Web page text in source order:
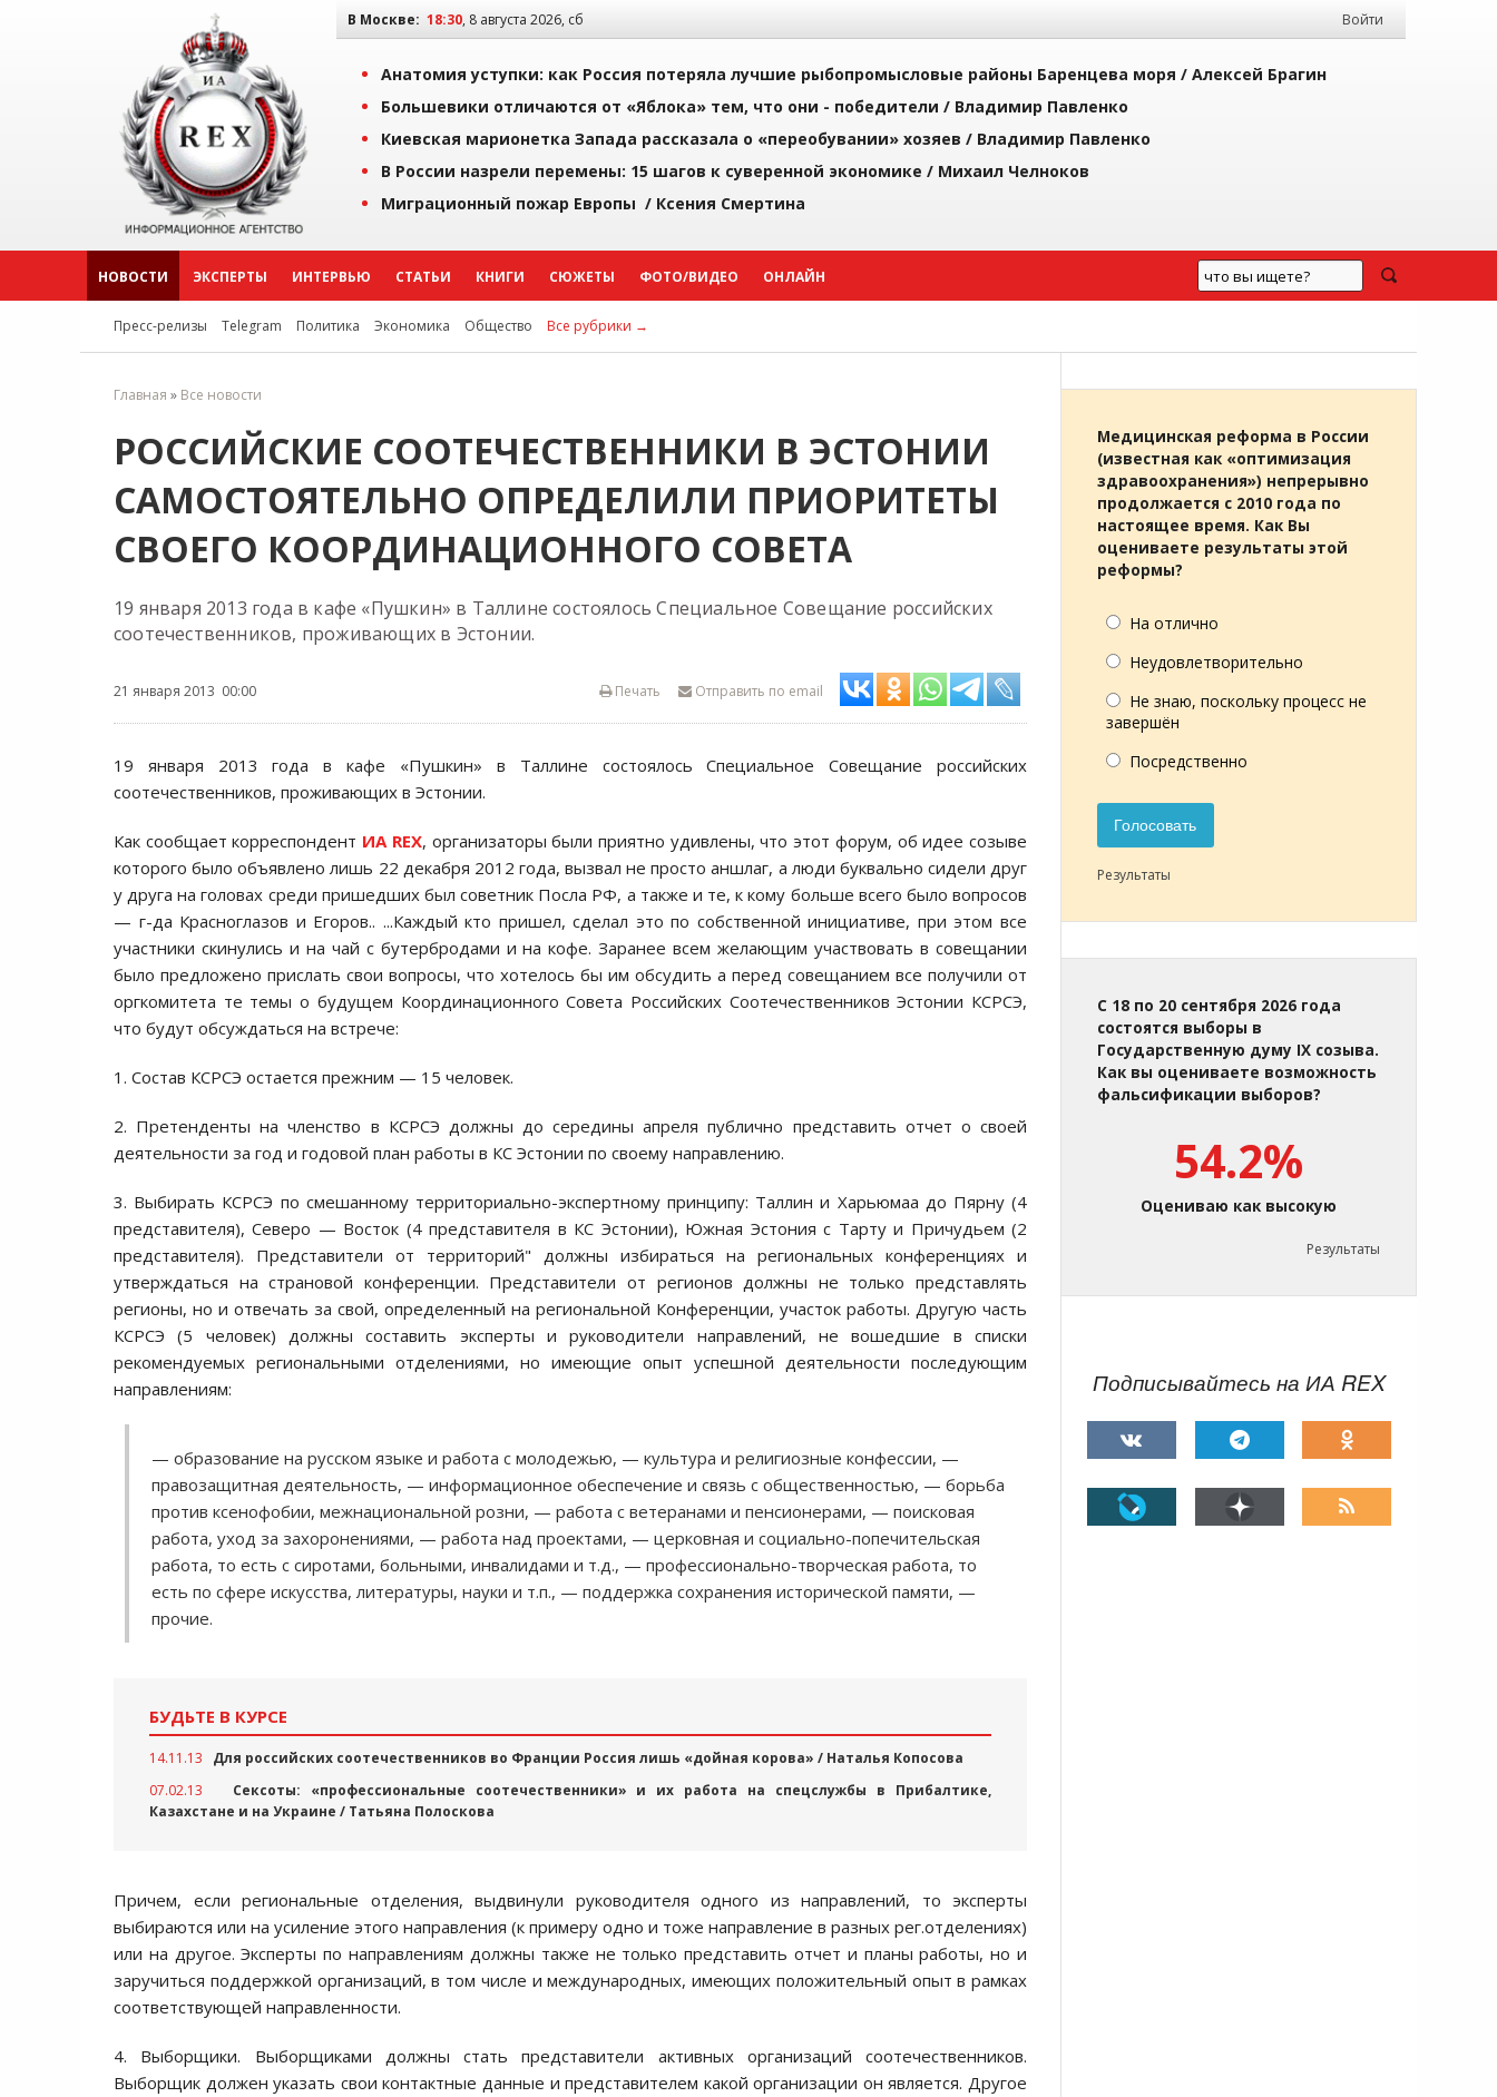
В Москве: 18:30, 8 августа 2026, сб Войти
Анатомия уступки: как Россия потеряла лучшие рыбопромысловые районы Баренцева моря / Алексей Брагин
Большевики отличаются от «Яблока» тем, что они - победители / Владимир Павленко
Киевская марионетка Запада рассказала о «переобувании» хозяев / Владимир Павленко
В России назрели перемены: 15 шагов к суверенной экономике / Михаил Челноков
Миграционный пожар Европы / Ксения Смертина
НОВОСТИ ЭКСПЕРТЫ ИНТЕРВЬЮ СТАТЬИ КНИГИ СЮЖЕТЫ ФОТО/ВИДЕО ОНЛАЙН
Пресс-релизы Telegram Политика Экономика Общество Все рубрики →
Главная » Все новости
РОССИЙСКИЕ СООТЕЧЕСТВЕННИКИ В ЭСТОНИИ
САМОСТОЯТЕЛЬНО ОПРЕДЕЛИЛИ ПРИОРИТЕТЫ
СВОЕГО КООРДИНАЦИОННОГО СОВЕТА
19 января 2013 года в кафе «Пушкин» в Таллине состоялось Специальное Совещание российских
соотечественников, проживающих в Эстонии.
21 января 2013 00:00 Отправить по email
Печать
19 января 2013 года в кафе «Пушкин» в Таллине состоялось Специальное Совещание российских
соотечественников, проживающих в Эстонии.
Как сообщает корреспондент ИА REX, организаторы были приятно удивлены, что этот форум, об идее созыве
которого было объявлено лишь 22 декабря 2012 года, вызвал не просто аншлаг, а люди буквально сидели друг
у друга на головах среди пришедших был советник Посла РФ, а также и те, к кому больше всего было вопросов
— г-да Красноглазов и Егоров.. ...Каждый кто пришел, сделал это по собственной инициативе, при этом все
участники скинулись и на чай с бутербродами и на кофе. Заранее всем желающим участвовать в совещании
было предложено прислать свои вопросы, что хотелось бы им обсудить а перед совещанием все получили от
оргкомитета те темы о будущем Координационного Совета Российских Соотечественников Эстонии КСРСЭ,
что будут обсуждаться на встрече:
1. Состав КСРСЭ остается прежним — 15 человек.
2. Претенденты на членство в КСРСЭ должны до середины апреля публично представить отчет о своей
деятельности за год и годовой план работы в КС Эстонии по своему направлению.
3. Выбирать КСРСЭ по смешанному территориально-экспертному принципу: Таллин и Харьюмаа до Пярну (4
представителя), Северо — Восток (4 представителя в КС Эстонии), Южная Эстония с Тарту и Причудьем (2
представителя). Представители от территорий" должны избираться на региональных конференциях и
утверждаться на страновой конференции. Представители от регионов должны не только представлять
регионы, но и отвечать за свой, определенный на региональной Конференции, участок работы. Другую часть
КСРСЭ (5 человек) должны составить эксперты и руководители направлений, не вошедшие в списки
рекомендуемых региональными отделениями, но имеющие опыт успешной деятельности последующим
направлениям:
— образование на русском языке и работа с молодежью, — культура и религиозные конфессии, —
правозащитная деятельность, — информационное обеспечение и связь с общественностью, — борьба
против ксенофобии, межнациональной розни, — работа с ветеранами и пенсионерами, — поисковая
работа, уход за захоронениями, — работа над проектами, — церковная и социально-попечительская
работа, то есть с сиротами, больными, инвалидами и т.д., — профессионально-творческая работа, то
есть по сфере искусства, литературы, науки и т.п., — поддержка сохранения исторической памяти, —
прочие.
БУДЬТЕ В КУРСЕ
14.11.13
Для российских соотечественников во Франции Россия лишь «дойная корова» / Наталья Копосова
07.02.13
Сексоты: «профессиональные соотечественники» и их работа на спецслужбы в Прибалтике,
Казахстане и на Украине / Татьяна Полоскова
Причем, если региональные отделения, выдвинули руководителя одного из направлений, то эксперты
выбираются или на усиление этого направления (к примеру одно и тоже направление в разных рег.отделениях)
или на другое. Эксперты по направлениям должны также не только представить отчет и планы работы, но и
заручиться поддержкой организаций, в том числе и международных, имеющих положительный опыт в рамках
соответствующей направленности.
4. Выборщики. Выборщиками должны стать представители активных организаций соотечественников.
Выборщик должен указать свои контактные данные и представителем какой организации он является. Другое
Медицинская реформа в России
(известная как «оптимизация
здравоохранения») непрерывно
продолжается с 2010 года по
настоящее время. Как Вы
оцениваете результаты этой
реформы?
На отлично
Неудовлетворительно
Не знаю, поскольку процесс не
завершён
Посредственно
Голосовать
Результаты
С 18 по 20 сентября 2026 года
состоятся выборы в
Государственную думу IX созыва.
Как вы оцениваете возможность
фальсификации выборов?
54.2%
Оцениваю как высокую
Результаты
Подписывайтесь на ИА REX